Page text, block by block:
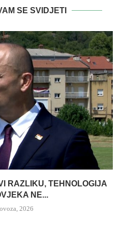
SE SVIDJETI
RAZLIKU, TEHNOLOGIJA
NE...
2026